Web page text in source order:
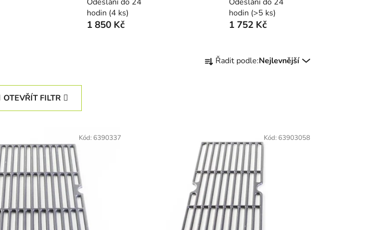
hodin (4 ks)
1 850 Kč
hodin (>5 ks)
1 752 Kč
a
r
o
d
u
k
t
ů
Řadit podle:Nejlevnější
OTEVŘÍT FILTR
Kód: 6390337 Kód: 63903058